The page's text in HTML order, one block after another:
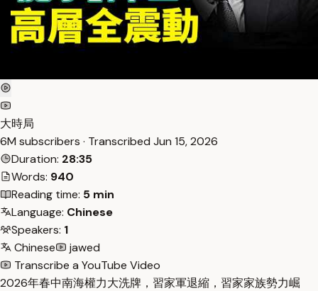
大時局
6M subscribers · Transcribed Jun 15, 2026
Duration: 28:35
Words: 940
Reading time: 5 min
Language: Chinese
Speakers: 1
Chinese
jawed
Transcribe a YouTube Video
2026年春中南海權力大洗牌，習家軍退縮，習家家族勢力崛